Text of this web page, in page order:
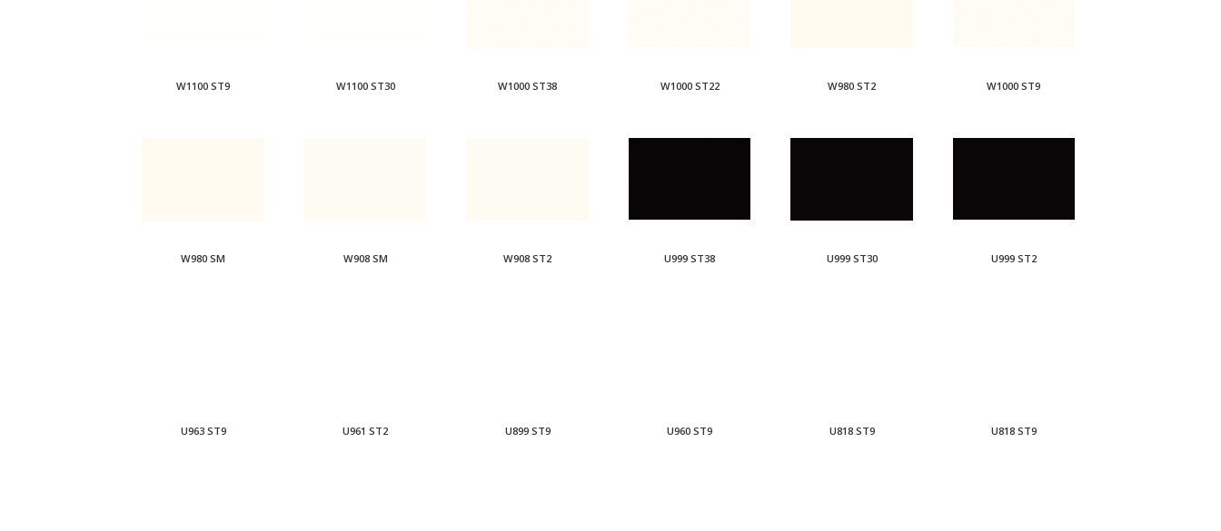
W1100 ST9 W1100 ST30 W1000 ST38 W1000 ST22 W980 ST2 W1000 ST9
W980 SM W908 SM W908 ST2 U999 ST38 U999 ST30 U999 ST2
U963 ST9 U961 ST2 U899 ST9 U960 ST9 U818 ST9 U818 ST9